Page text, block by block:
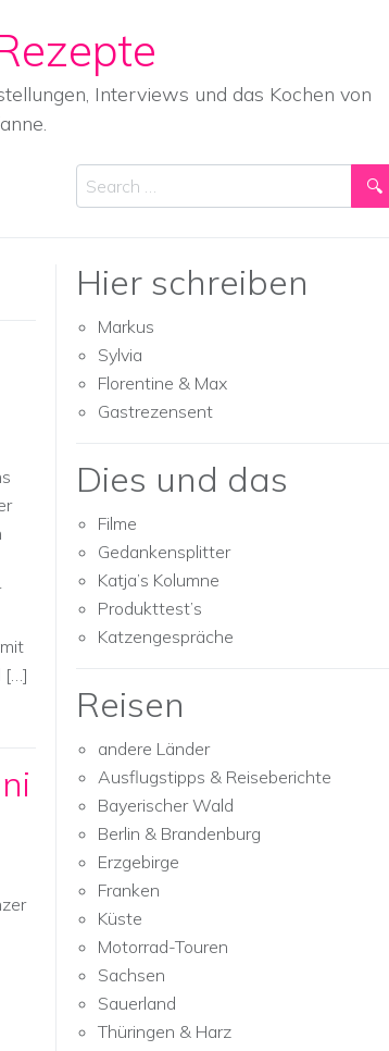
Interviews und das Kochen von
Search
[…]
Hier schreiben
Markus
Sylvia
Florentine & Max
Gastrezensent
Dies und das
Filme
Gedankensplitter
Katja’s Kolumne
Produkttest’s
Katzengespräche
Reisen
andere Länder
Ausflugstipps & Reiseberichte
Bayerischer Wald
Berlin & Brandenburg
Erzgebirge
Franken
Küste
Motorrad-Touren
Sachsen
Sauerland
Thüringen & Harz